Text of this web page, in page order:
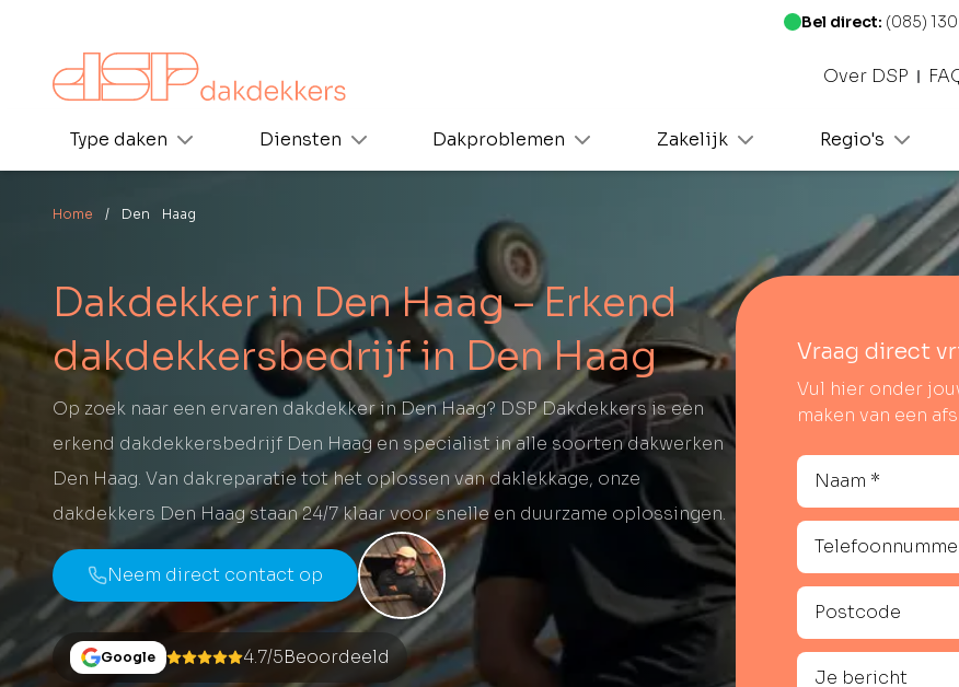
Bel direct: (085)
Over DSP
Type daken Diensten Dakproblemen Zakelijk Regio's
Home / Den Haag
Dakdekker in Den Haag – Erkend
dakdekkersbedrijf in Den Haag
Op zoek naar een ervaren dakdekker in Den Haag? DSP Dakdekkers is een
erkend dakdekkersbedrijf Den Haag en specialist in alle soorten dakwerken
Den Haag. Van dakreparatie tot het oplossen van daklekkage, onze
dakdekkers Den Haag staan 24/7 klaar voor snelle en duurzame oplossingen.
Neem direct contact op
Google 4.7/5Beoordeeld
Vraag direct
Vul hier onder
maken van een